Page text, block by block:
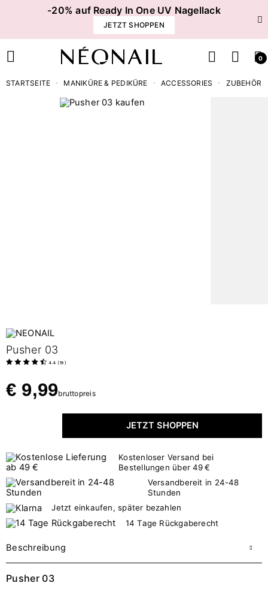
-20% auf Ready In One UV Nagellack
JETZT SHOPPEN
0
STARTSEITE MANIKÜRE & PEDIKÜRE ACCESSORIES ZUBEHÖR
Pusher 03
4.4 (19 )
€ 9,99bruttopreis
JETZT SHOPPEN
Kostenloser Versand bei
Bestellungen über 49 €
Versandbereit in 24-48
Stunden
Jetzt einkaufen, später bezahlen
14 Tage Rückgaberecht
Beschreibung
Pusher 03